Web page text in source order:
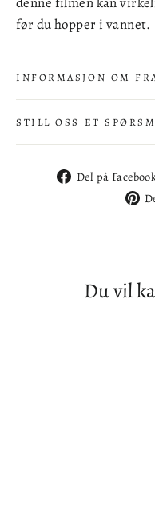
før du hopper i vannet.
INFORMASJON OM
STILL OSS ET
Del på
Du vil